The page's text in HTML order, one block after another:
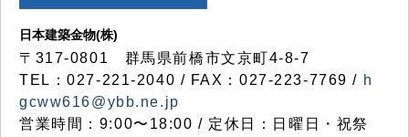
日本建築金物(株)
〒317‐0801 群馬県前橋市文京町4-8-7
TEL：027-221-2040 / FAX：027-223-7769 / h
gcww616@ybb.ne.jp
営業時間：9:00〜18:00 / 定休日：日曜日・祝祭